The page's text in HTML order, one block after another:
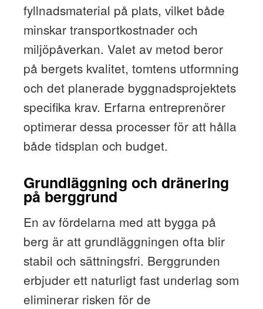
fyllnadsmaterial på plats, vilket både
minskar transportkostnader och
miljöpåverkan. Valet av metod beror
på bergets kvalitet, tomtens utformning
och det planerade byggnadsprojektets
specifika krav. Erfarna entreprenörer
optimerar dessa processer för att hålla
både tidsplan och budget.
Grundläggning och dränering
på berggrund
En av fördelarna med att bygga på
berg är att grundläggningen ofta blir
stabil och sättningsfri. Berggrunden
erbjuder ett naturligt fast underlag som
eliminerar risken för de